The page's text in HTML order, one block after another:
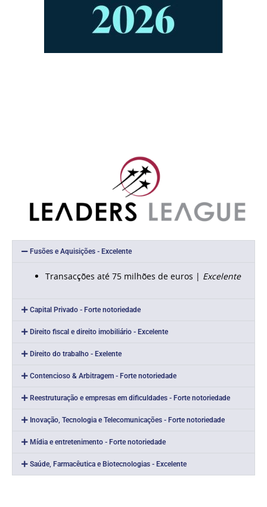
Fusões e Aquisições - Excelente
Transacções até 75 milhões de euros | Excelente
Capital Privado - Forte notoriedade
Direito fiscal e direito imobiliário - Excelente
Direito do trabalho - Exelente
Contencioso & Arbitragem - Forte notoriedade
Reestruturação e empresas em dificuldades - Forte notoriedade
Inovação, Tecnologia e Telecomunicações - Forte notoriedade
Mídia e entretenimento - Forte notoriedade
Saúde, Farmacêutica e Biotecnologias - Excelente